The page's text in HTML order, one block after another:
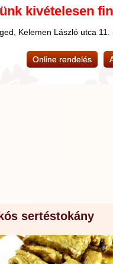
kivételesen
Kelemen László utca
Online rendelés
sertéstokány